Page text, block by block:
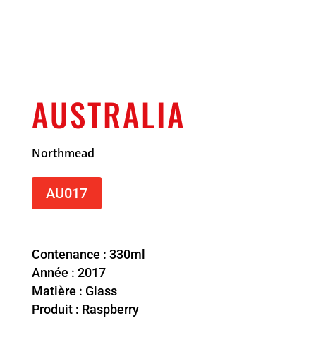
AUSTRALIA
Northmead
AU017
Contenance : 330ml
Année : 2017
Matière : Glass
Produit : Raspberry